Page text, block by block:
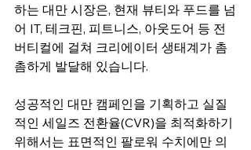
하는 대만 시장은, 현재 뷰티와 푸드를 넘
어 IT, 테크핀, 피트니스, 아웃도어 등 전
버티컬에 걸쳐 크리에이터 생태계가 촘
촘하게 발달해 있습니다.
성공적인 대만 캠페인을 기획하고 실질
적인 세일즈 전환율(CVR)을 최적화하기
위해서는 표면적인 팔로워 수치에만 의